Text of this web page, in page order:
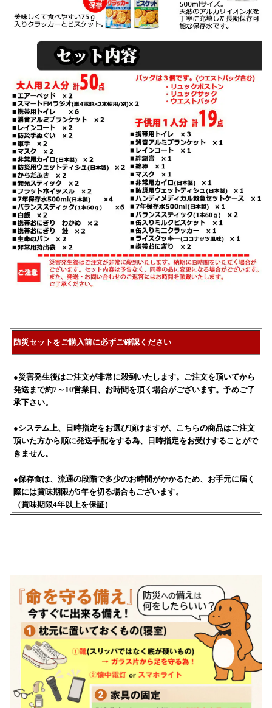
防災セットをご購入前に必ずご確認ください
●災害発生後はご注文が非常に殺到いたします。ご注文を頂いてから
発送まで約7～10営業日、お時間を頂く場合がございます。予めご了
承下さい。
●システム上、日時指定をお選び頂けますが、こちらの商品はご注文
頂いた方から順に発送手配をする為、日時指定をお受けすることがで
きません。
●保存食は、流通の段階で多少のお時間がかかるため、お手元に届く
際には賞味期限が5年を切る場合もございます。
（賞味期限4年以上を保証）